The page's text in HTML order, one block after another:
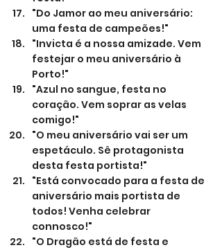
"Do Jamor ao meu aniversário:
uma festa de campeões!"
"Invicta é a nossa amizade. Vem
festejar o meu aniversário à
Porto!"
"Azul no sangue, festa no
coração. Vem soprar as velas
comigo!"
"O meu aniversário vai ser um
espetáculo. Sê protagonista
desta festa portista!"
"Está convocado para a festa de
aniversário mais portista de
todos! Venha celebrar
connosco!"
"O Dragão está de festa e